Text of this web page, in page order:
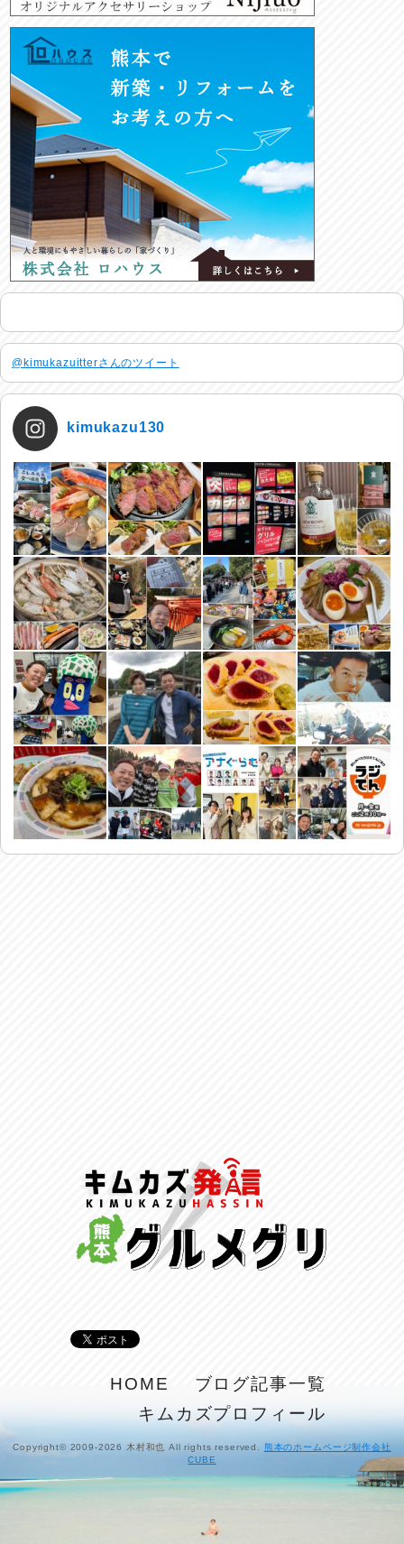
@kimukazuitterさんのツイート
kimukazu130
HOME
ブログ記事一覧
キムカズプロフィール
Copyright© 2009-2026 木村和也 All rights reserved. 熊本のホームページ制作会社
CUBE